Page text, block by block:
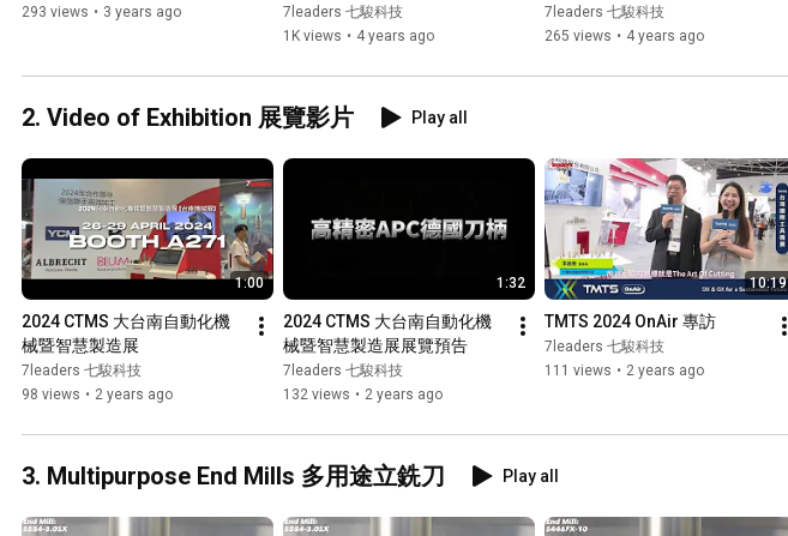
293 views • 3 years ago
7leaders 七駿科技
1K views • 4 years ago
7leaders 七駿科技
265 views • 4 years ago
2. Video of Exhibition 展覽影片 Play all
1:00
2024 CTMS 大台南自動化機
械暨智慧製造展
7leaders 七駿科技
98 views • 2 years ago
1:32
2024 CTMS 大台南自動化機
械暨智慧製造展展覽預告
7leaders 七駿科技
132 views • 2 years ago
10:19
TMTS 2024 OnAir 專訪
7leaders 七駿科技
111 views • 2 years ago
3. Multipurpose End Mills 多用途立銑刀 Play all